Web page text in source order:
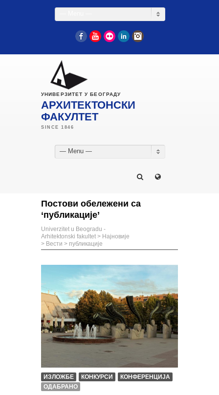
FacebookYouTube
Flickr LinkedIn
УНИВЕРЗИТЕТ У БЕОГРАДУ
АРХИТЕКТОНСКИ
ФАКУЛТЕТ
— Menu —
Постови обележени са
‘публикације’
Univerzitet u Beogradu -
Arhitektonski fakultet > Најновије
> Вести > публикације
ИЗЛОЖБЕ КОНКУРСИ
КОНФЕРЕНЦИЈА
ОДАБРАНО